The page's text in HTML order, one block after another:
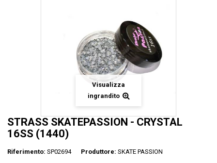
Visualizza
ingrandito
STRASS SKATEPASSION - CRYSTAL
16SS (1440)
Riferimento: SP02694 Produttore: SKATE PASSION